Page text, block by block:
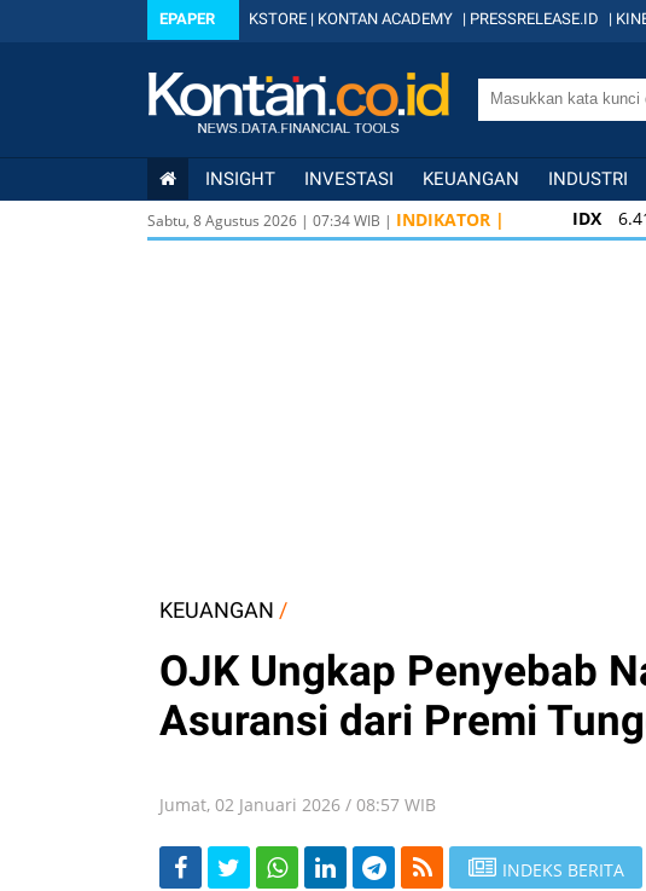
EPAPER KSTORE | KONTAN ACADEMY | PRESSRELEASE.ID |
INSIGHT INVESTASI KEUANGAN INDUSTRI
Sabtu, 8 Agustus 2026 | 07:34WIB | INDIKATOR | IDX
KEUANGAN /
OJK Ungkap Penyebab
Asuransi dari Premi
Jumat, 02 Januari 2026 / 08:57 WIB
INDEKS BERITA